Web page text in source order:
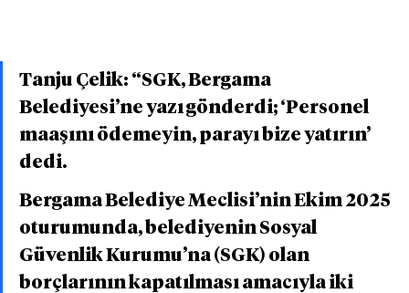
Tanju Çelik: “SGK, Bergama
Belediyesi’ne yazı gönderdi; ‘Personel
maaşını ödemeyin, parayı bize yatırın’
dedi.
Bergama Belediye Meclisi’nin Ekim 2025
oturumunda, belediyenin Sosyal
Güvenlik Kurumu’na (SGK) olan
borçlarının kapatılması amacıyla iki